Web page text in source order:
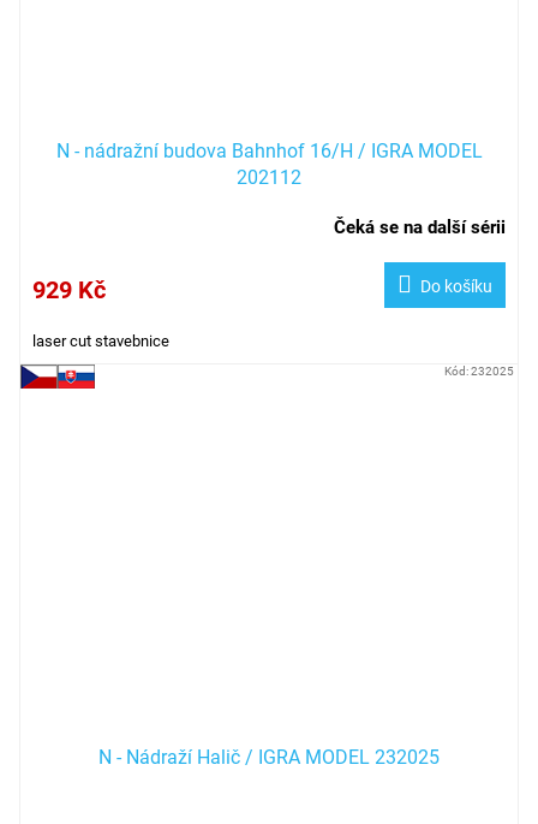
N - nádražní budova Bahnhof 16/H / IGRA MODEL
202112
Čeká se na další sérii
929 Kč Do košíku
laser cut stavebnice
N - Nádraží Halič / IGRA MODEL 232025
Kód:232025